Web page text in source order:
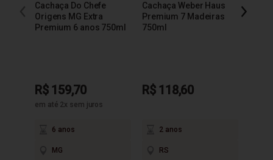
Cachaça Do Chefe
Origens MG Extra
Premium 6 anos 750ml
R$ 159,70
em até 2x sem juros
6 anos
MG
Cachaça Weber Haus
Premium 7 Madeiras
750ml
R$ 118,60
2 anos
RS